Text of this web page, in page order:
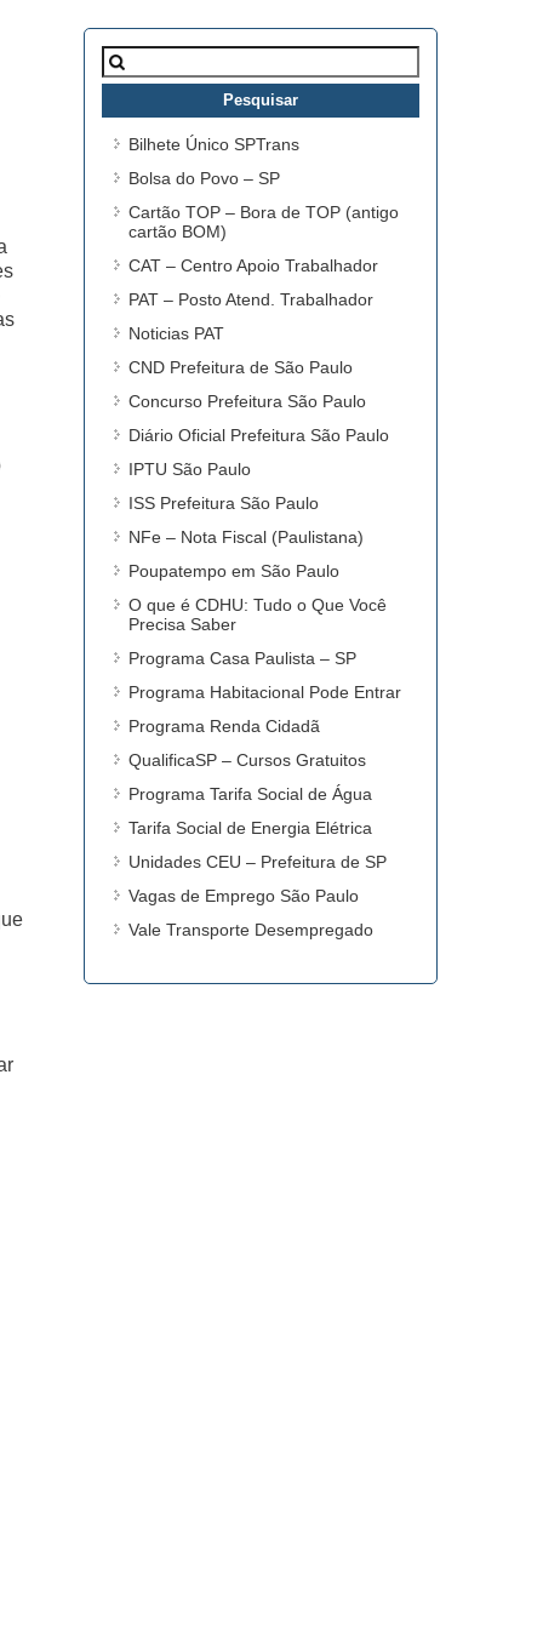
Pesquisar
por:
Bilhete Único SPTrans
Bolsa do Povo – SP
Cartão TOP – Bora de TOP (antigo
cartão BOM)
CAT – Centro Apoio Trabalhador
PAT – Posto Atend. Trabalhador
Noticias PAT
CND Prefeitura de São Paulo
Concurso Prefeitura São Paulo
Diário Oficial Prefeitura São Paulo
IPTU São Paulo
ISS Prefeitura São Paulo
NFe – Nota Fiscal (Paulistana)
Poupatempo em São Paulo
O que é CDHU: Tudo o Que Você
Precisa Saber
Programa Casa Paulista – SP
Programa Habitacional Pode Entrar
Programa Renda Cidadã
QualificaSP – Cursos Gratuitos
Programa Tarifa Social de Água
Tarifa Social de Energia Elétrica
Unidades CEU – Prefeitura de SP
Vagas de Emprego São Paulo
Vale Transporte Desempregado